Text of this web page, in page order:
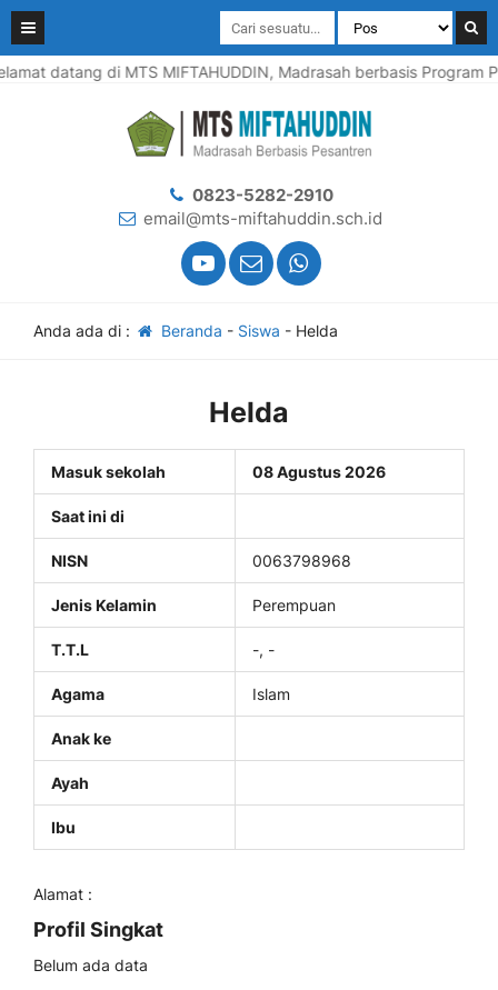
datang di MTS MIFTAHUDDIN, Madrasah berbasis Program
0823-5282-2910
email@mts-miftahuddin.sch.id
Anda ada di : Beranda - Siswa - Helda
Helda
Masuk sekolah 08 Agustus 2026
Saat ini di
NISN 0063798968
Jenis Kelamin Perempuan
T.T.L -, -
Agama Islam
Anak ke
Ayah
Ibu
Alamat :
Profil Singkat
Belum ada data